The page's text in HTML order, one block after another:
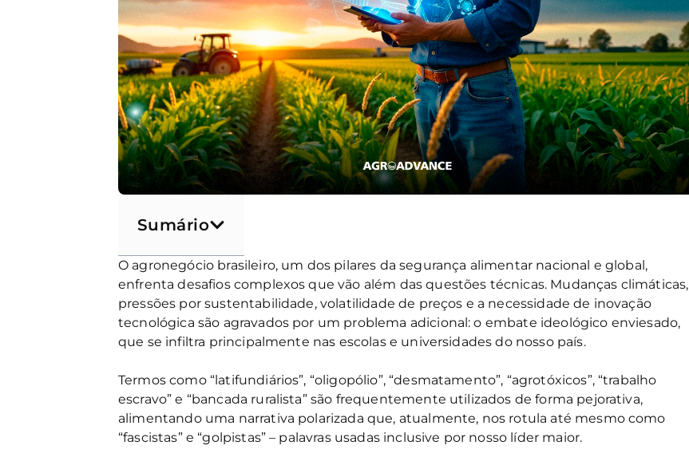
Sumário
O agronegócio brasileiro, um dos pilares da segurança alimentar nacional e global,
enfrenta desafios complexos que vão além das questões técnicas. Mudanças climáticas,
pressões por sustentabilidade, volatilidade de preços e a necessidade de inovação
tecnológica são agravados por um problema adicional: o embate ideológico enviesado,
que se infiltra principalmente nas escolas e universidades do nosso país.
Termos como “latifundiários”, “oligopólio”, “desmatamento”, “agrotóxicos”, “trabalho
escravo” e “bancada ruralista” são frequentemente utilizados de forma pejorativa,
alimentando uma narrativa polarizada que, atualmente, nos rotula até mesmo como
“fascistas” e “golpistas” – palavras usadas inclusive por nosso líder maior.